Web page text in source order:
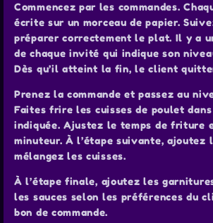
Commencez par les commandes.
écrite sur un morceau de papier.
préparer correctement le plat. Il y a
de chaque invité qui indique son
Dès qu’il atteint la fin, le client
Prenez la commande et passez au
Faites frire les cuisses de poulet
indiquée. Ajustez le temps de friture
minuteur. À l’étape suivante, ajoutez
mélangez les cuisses.
À l’étape finale, ajoutez les
les sauces selon les préférences du
bon de commande.